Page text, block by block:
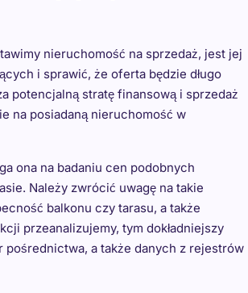
nieruchomość na sprzedaż, jest jej
i sprawić, że oferta będzie długo
potencjalną stratę finansową i sprzedaż
na posiadaną nieruchomość w
ona na badaniu cen podobnych
Należy zwrócić uwagę na takie
balkonu czy tarasu, a także
przeanalizujemy, tym dokładniejszy
a także danych z rejestrów